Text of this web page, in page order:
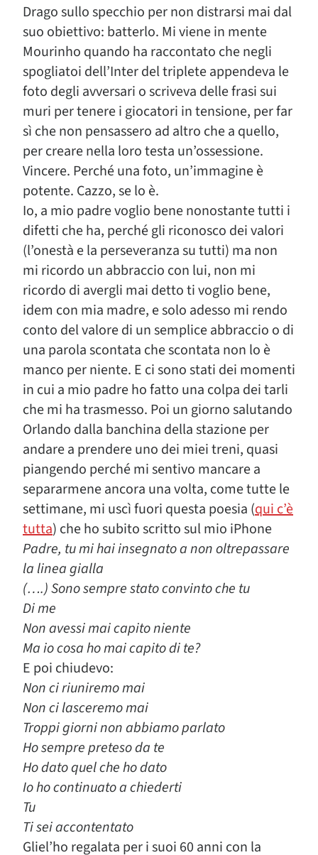
Drago sullo specchio per non distrarsi mai dal
suo obiettivo: batterlo. Mi viene in mente
Mourinho quando ha raccontato che negli
spogliatoi dell’Inter del triplete appendeva le
foto degli avversari o scriveva delle frasi sui
muri per tenere i giocatori in tensione, per far
sì che non pensassero ad altro che a quello,
per creare nella loro testa un’ossessione.
Vincere. Perché una foto, un’immagine è
potente. Cazzo, se lo è.
Io, a mio padre voglio bene nonostante tutti i
difetti che ha, perché gli riconosco dei valori
(l’onestà e la perseveranza su tutti) ma non
mi ricordo un abbraccio con lui, non mi
ricordo di avergli mai detto ti voglio bene,
idem con mia madre, e solo adesso mi rendo
conto del valore di un semplice abbraccio o di
una parola scontata che scontata non lo è
manco per niente. E ci sono stati dei momenti
in cui a mio padre ho fatto una colpa dei tarli
che mi ha trasmesso. Poi un giorno salutando
Orlando dalla banchina della stazione per
andare a prendere uno dei miei treni, quasi
piangendo perché mi sentivo mancare a
separarmene ancora una volta, come tutte le
settimane, mi uscì fuori questa poesia (qui c’è
tutta) che ho subito scritto sul mio iPhone
Padre, tu mi hai insegnato a non oltrepassare
la linea gialla
(….) Sono sempre stato convinto che tu
Di me
Non avessi mai capito niente
Ma io cosa ho mai capito di te?
E poi chiudevo:
Non ci riuniremo mai
Non ci lasceremo mai
Troppi giorni non abbiamo parlato
Ho sempre preteso da te
Ho dato quel che ho dato
Io ho continuato a chiederti
Tu
Ti sei accontentato
Gliel’ho regalata per i suoi 60 anni con la